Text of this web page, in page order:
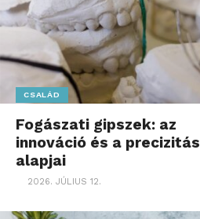
CSALÁD
Fogászati gipszek: az
innováció és a precizitás
alapjai
2026. JÚLIUS 12.